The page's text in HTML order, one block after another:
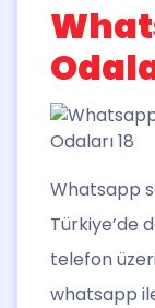
Whatsapp
Türkiye’de
telefon
whatsapp